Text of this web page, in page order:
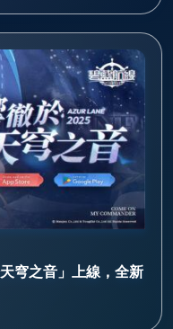
穹之音」上線，全新